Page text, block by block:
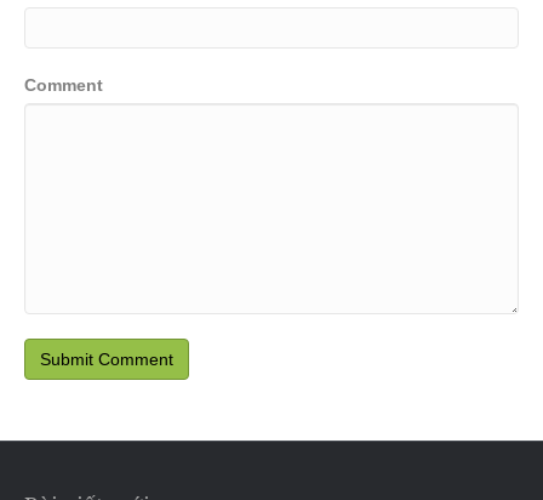
Comment